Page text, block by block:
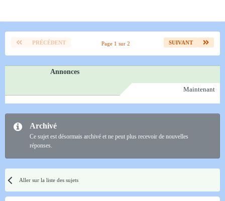
PRÉCÉDENT SUIVANT
Page 1 sur 2
Annonces
Maintenant
Archivé
Ce sujet est désormais archivé et ne peut plus recevoir de nouvelles
réponses.
Aller sur la liste des sujets